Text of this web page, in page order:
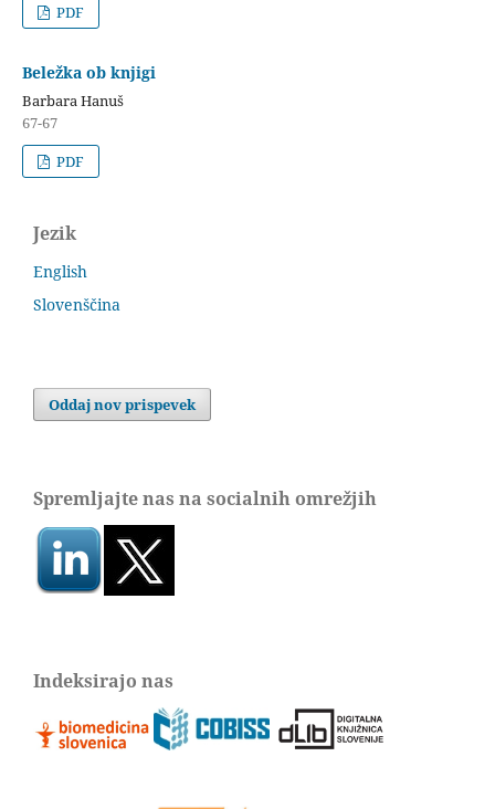
PDF
Beležka ob knjigi
Barbara Hanuš
67-67
PDF
Jezik
English
Slovenščina
Oddaj nov prispevek
Spremljajte nas na socialnih omrežjih
Indeksirajo nas